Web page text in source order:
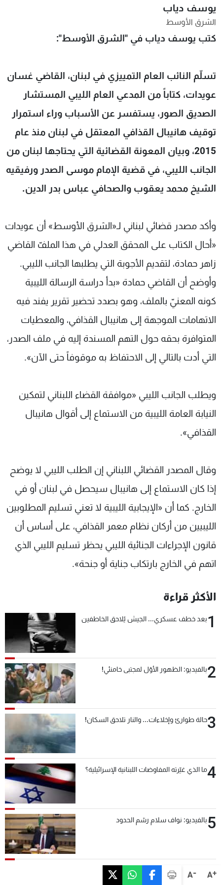
A+
A-
يوسف دياب
الشرق الأوسط
كتب يوسف دياب في "الشرق الأوسط":
تسلّم النائب العام التمييزي في لبنان، القاضي غسان
عويدات، كتاباً من المدعي العام الليبي المستشار
الصديق الصور، يستفسر عن الأسباب وراء استمرار
توقيف هانيبال القذافي المعتقل في لبنان منذ عام
2015، وبيان المعونة القضائية التي يحتاجها لبنان من
الجانب الليبي، في قضية الإمام موسى الصدر ورفيقيه
الشيخ محمد يعقوب والصحافي عباس بدر الدين.
وأكد مصدر قضائي لبناني لـ«الشرق الأوسط» أن عويدات
«أحال الكتاب على المحقق العدلي في هذا الملفّ القاضي
زاهر حمادة، لتقديم الأجوبة التي يطلبها الجانب الليبي.
وأوضح أن القاضي حمادة «بدأ دراسة الرسالة الليبية
كونه المعنيّ بالملف، وهو بصدد تحضير تقرير يفند فيه
الاتهامات الموجهة إلى هانيبال القذافي، والمعطيات
المتوافرة بحقه حول التهم المسندة إليه في ملف الصدر،
التي أدت بالتالي إلى الاحتفاظ به موقوفاً حتى الآن».
ويطلب الجانب الليبي «موافقة القضاء اللبناني لتمكين
النيابة العامة الليبية من الاستماع إلى أقوال هانيبال
القذافي».
وقال المصدر القضائي اللبناني إن الطلب الليبي لا يوضح
إذا كان الاستماع إلى هانيبال سيحصل في لبنان أو في
الخارج. كما أن «الإيجابية الليبية لا تعني تسليم المطلوبين
الليبيين من أركان نظام معمر القذافي، على أساس أن
قانون الإجراءات الجنائية الليبي يحظر تسليم الليبي الذي
اتهم في الخارج بارتكاب جناية أو جنحة».
الأكثر قراءة
1بعد خطف عسكري... الجيش يُلاحق الخاطفين
2بالفيديو: الظهور الأوّل لمجتبى خامنئي!
3حالة طوارئ وإخلاءات... والنار تلاحق السكان!
4ما الذي غيّرته المفاوضات اللبنانية الإسرائيلية؟
5بالفيديو: نواف سلام رسّم الحدود
شاهد البرامج
الترددات
لاعلاناتكم
شروط الإسـتخدام